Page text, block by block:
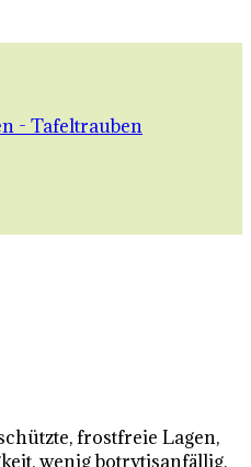
- Tafeltrauben
frostfreie Lagen,
wenig botrytisanfällig,